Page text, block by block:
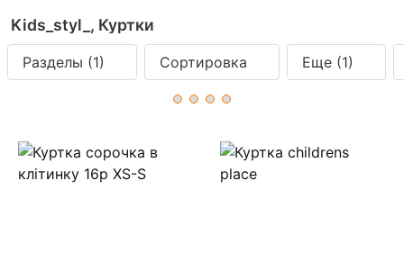
Kids_styl_, Куртки
Разделы (1) Сортировка Еще (1)